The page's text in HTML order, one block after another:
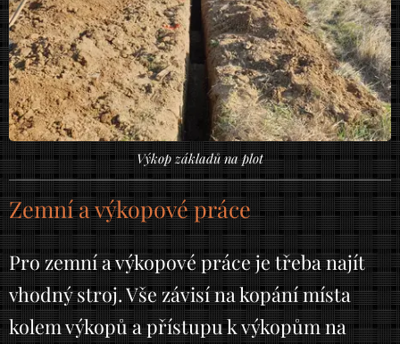
Výkop základů na plot
Zemní a výkopové práce
Pro zemní a výkopové práce je třeba najít
vhodný stroj. Vše závisí na kopání místa
kolem výkopů a přístupu k výkopům na